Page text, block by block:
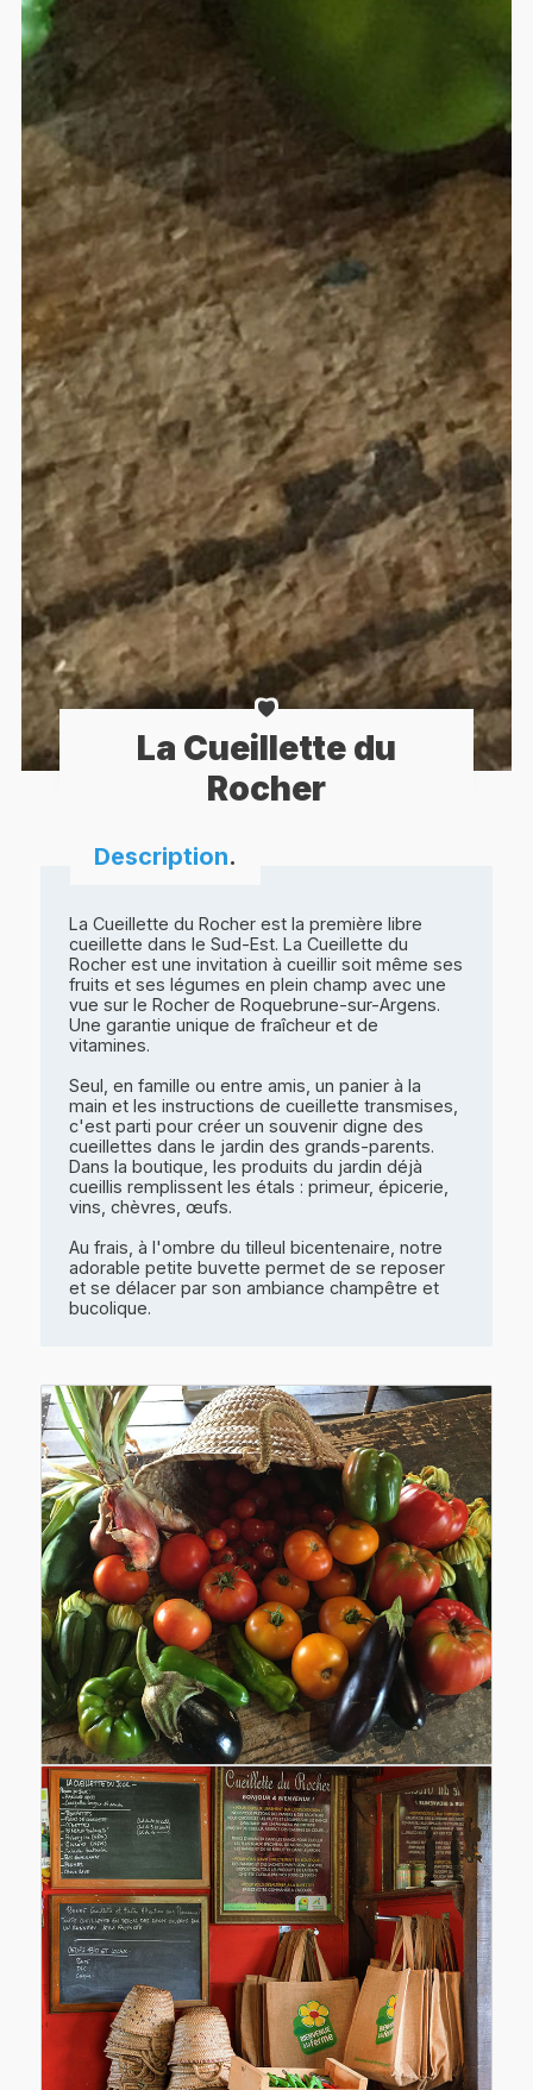
La Cueillette du
Rocher
Description.
La Cueillette du Rocher est la première libre
cueillette dans le Sud-Est. La Cueillette du
Rocher est une invitation à cueillir soit même ses
fruits et ses légumes en plein champ avec une
vue sur le Rocher de Roquebrune-sur-Argens.
Une garantie unique de fraîcheur et de
vitamines.
Seul, en famille ou entre amis, un panier à la
main et les instructions de cueillette transmises,
c'est parti pour créer un souvenir digne des
cueillettes dans le jardin des grands-parents.
Dans la boutique, les produits du jardin déjà
cueillis remplissent les étals : primeur, épicerie,
vins, chèvres, œufs.
Au frais, à l'ombre du tilleul bicentenaire, notre
adorable petite buvette permet de se reposer
et se délacer par son ambiance champêtre et
bucolique.